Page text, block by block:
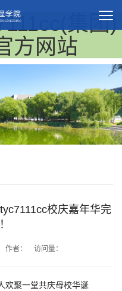
集团)
方网站
校庆嘉年华完
者： 访问量：
欢聚一堂共庆母校华诞